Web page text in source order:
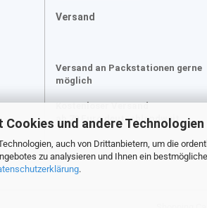
Cookies und andere Technologien
auch von Drittanbietern, um die
zu analysieren und Ihnen ein
.
Versand
Versand an Packstationen gerne
möglich
Kostenloser Versand
ab 70 Euro deutschlandweit